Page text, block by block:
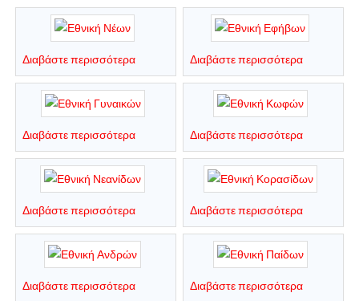
Διαβάστε περισσότερα Διαβάστε περισσότερα
Διαβάστε περισσότερα Διαβάστε περισσότερα
Διαβάστε περισσότερα Διαβάστε περισσότερα
Διαβάστε περισσότερα Διαβάστε περισσότερα